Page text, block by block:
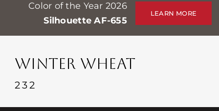
Professionals
Stores
События
Связаться с
Color of the Year 2026
Silhouette AF-655
LEARN MORE
WINTER WHEAT
232